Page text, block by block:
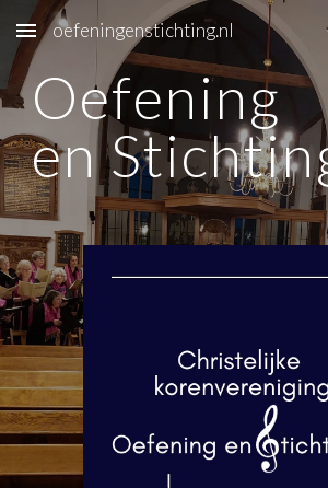
Skip to main content
oefeningenstichting.nl
Oefening
en